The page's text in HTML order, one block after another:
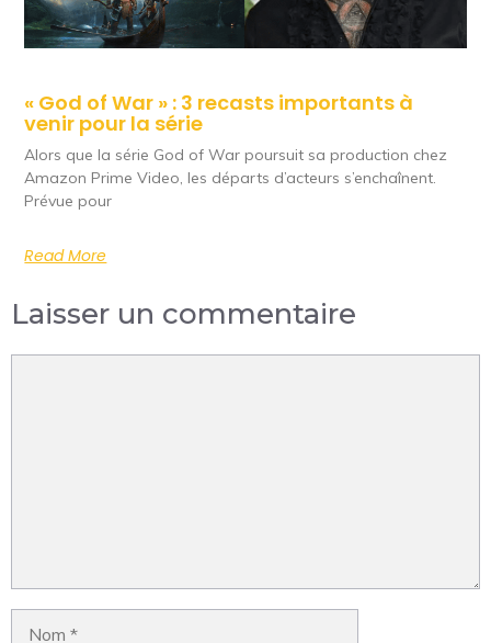
« God of War » : 3 recasts importants à
venir pour la série
Alors que la série God of War poursuit sa production chez
Amazon Prime Video, les départs d’acteurs s’enchaînent.
Prévue pour
Read More
Laisser un commentaire